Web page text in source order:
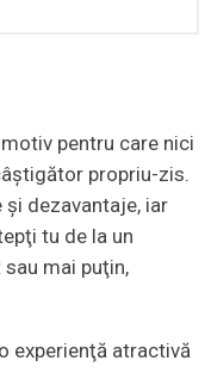
pentru care nici
propriu-zis.
dezavantaje, iar
tu de la un
mai puţin,
experienţă atractivă